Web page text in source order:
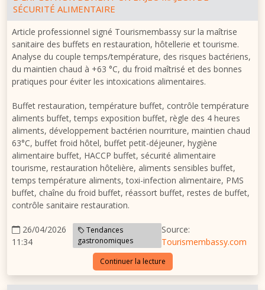
SÉCURITÉ ALIMENTAIRE
Article professionnel signé Tourismembassy sur la maîtrise
sanitaire des buffets en restauration, hôtellerie et tourisme.
Analyse du couple temps/température, des risques bactériens,
du maintien chaud à +63 °C, du froid maîtrisé et des bonnes
pratiques pour éviter les intoxications alimentaires.
Buffet restauration, température buffet, contrôle température
aliments buffet, temps exposition buffet, règle des 4 heures
aliments, développement bactérien nourriture, maintien chaud
63°C, buffet froid hôtel, buffet petit-déjeuner, hygiène
alimentaire buffet, HACCP buffet, sécurité alimentaire
tourisme, restauration hôtelière, aliments sensibles buffet,
temps température aliments, toxi-infection alimentaire, PMS
buffet, chaîne du froid buffet, réassort buffet, restes de buffet,
contrôle sanitaire restauration.
26/04/2026
11:34
Tendances
gastronomiques
Source:
Tourismembassy.com
Continuer la lecture